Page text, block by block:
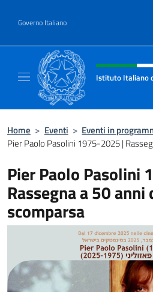
Governo Italiano
Intestazione sito,
Istituto Italiano
Home > Eventi > Eventi in
Pier Paolo Pasolini 1975-2025 |
Pier Paolo Pasolini
Rassegna a 50 anni
scomparsa